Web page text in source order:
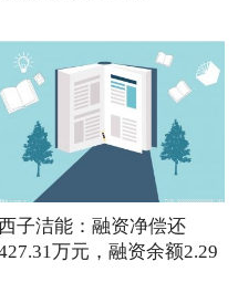
西子洁能：融资净偿还
万元，融资余额2.29